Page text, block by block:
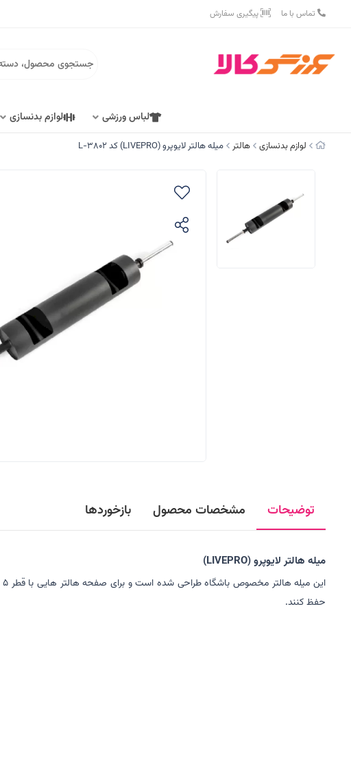
تماس با ما پیگیری سفارش
لباس ورزشی لوازم بدنسازی
لوازم بدنسازی هالتر میله هالتر لایوپرو (LIVEPRO) کد L-3802
توضیحات مشخصات محصول بازخوردها
میله هالتر لایوپرو (LIVEPRO)
حفظ کنند.